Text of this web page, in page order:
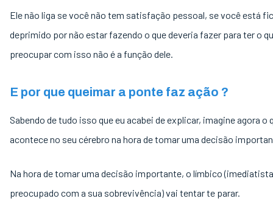
Ele não liga se você não tem satisfação pessoal, se você está
deprimido por não estar fazendo o que deveria fazer para ter o
preocupar com isso não é a função dele.
E por que queimar a ponte faz ação ?
Sabendo de tudo isso que eu acabei de explicar, imagine agora o
acontece no seu cérebro na hora de tomar uma decisão
Na hora de tomar uma decisão importante, o límbico
preocupado com a sua sobrevivência) vai tentar te parar.